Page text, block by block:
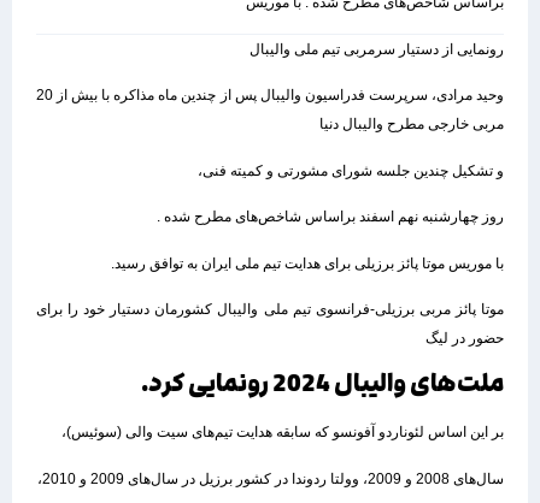
رونمایی از دستیار سرمربی تیم ملی والیبال
وحید مرادی، سرپرست فدراسیون والیبال پس از چندین ماه مذاکره با بیش از 20
مربی خارجی مطرح والیبال دنیا
و تشکیل چندین جلسه شورای مشورتی و کمیته فنی،
روز چهارشنبه نهم اسفند براساس شاخص‌های مطرح شده .
با موریس موتا پائز برزیلی برای هدایت تیم ملی ایران به توافق رسید.
موتا پائز مربی برزیلی-فرانسوی تیم ملی والیبال کشورمان دستیار خود را برای
حضور در لیگ
ملت‌های والیبال 2024 رونمایی کرد.
بر این اساس لئوناردو آفونسو که سابقه هدایت تیم‌های سیت والی (سوئیس)،
سال‌های 2008 و 2009، وولتا ردوندا در کشور برزیل در سال‌های 2009 و 2010،